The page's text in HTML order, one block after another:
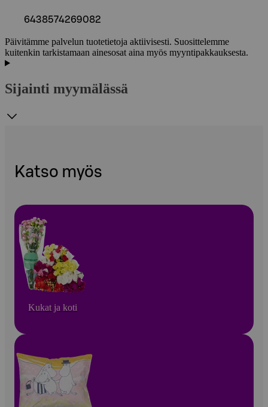
6438574269082
Päivitämme palvelun tuotetietoja aktiivisesti. Suosittelemme
kuitenkin tarkistamaan ainesosat aina myös myyntipakkauksesta.
Sijainti myymälässä
Katso myös
Kukat ja koti